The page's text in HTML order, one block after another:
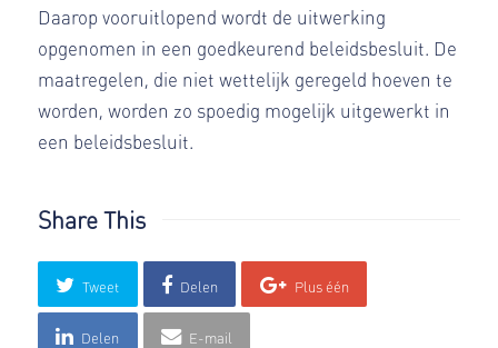
Daarop vooruitlopend wordt de uitwerking
opgenomen in een goedkeurend beleidsbesluit. De
maatregelen, die niet wettelijk geregeld hoeven te
worden, worden zo spoedig mogelijk uitgewerkt in
een beleidsbesluit.
Share This
Tweet Delen Plus één
Delen E-mail